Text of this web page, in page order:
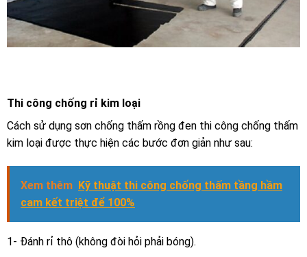
Thi công chống rỉ kim loại
Cách sử dụng sơn chống thấm rồng đen thi công chống thấm
kim loại được thực hiện các bước đơn giản như sau:
Xem thêm Kỹ thuật thi công chống thấm tầng hầm
cam kết triệt để 100%
1- Đánh rỉ thô (không đòi hỏi phải bóng).